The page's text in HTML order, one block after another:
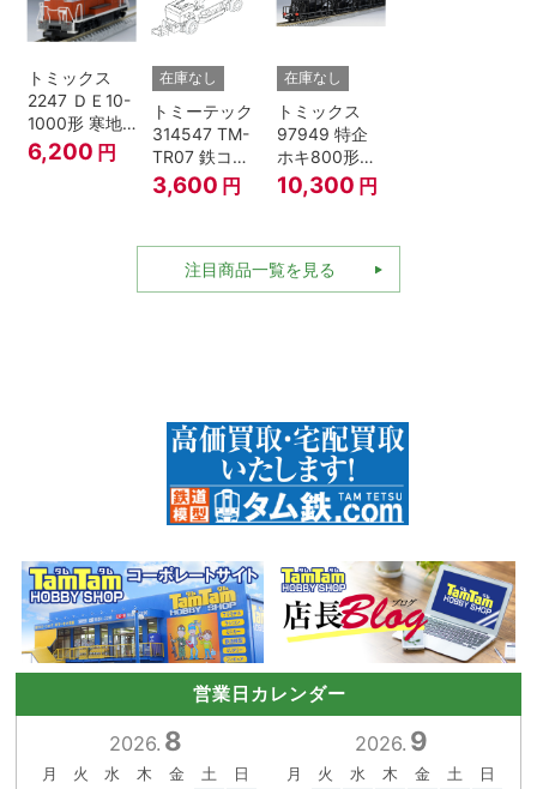
トミックス
2247 ＤＥ10-
1000形 寒地
型･高崎車両
センター Nゲ
6,200 円
在庫なし
トミーテック
314547 TM-
TR07 鉄コレ
動力ユニット
2軸車用
3,600 円
在庫なし
トミックス
97949 特企
ホキ800形貨
車 ＪＲ東日本
仕様タイプ 8
ージ
10,300 円
注目商品一覧を見る
営業日カレンダー
2026. 8
月 火 水 木 金 土
日
2026. 9
月 火 水 木 金 土
日